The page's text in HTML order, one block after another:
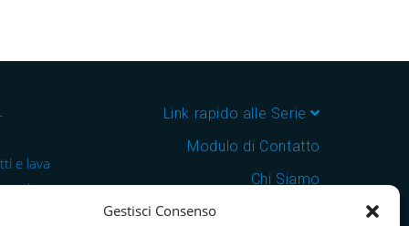
Gestisci Consenso
e lava
e
Link rapido alle Serie
Modulo di Contatto
Chi Siamo
Download Catalogo PDF